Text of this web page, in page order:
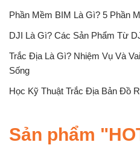
Phần Mềm BIM Là Gì? 5 Phần
DJI Là Gì? Các Sản Phẩm Từ
Trắc Địa Là Gì? Nhiệm Vụ Và
Sống
Học Kỹ Thuật Trắc Địa Bản Đồ
Sản phẩm